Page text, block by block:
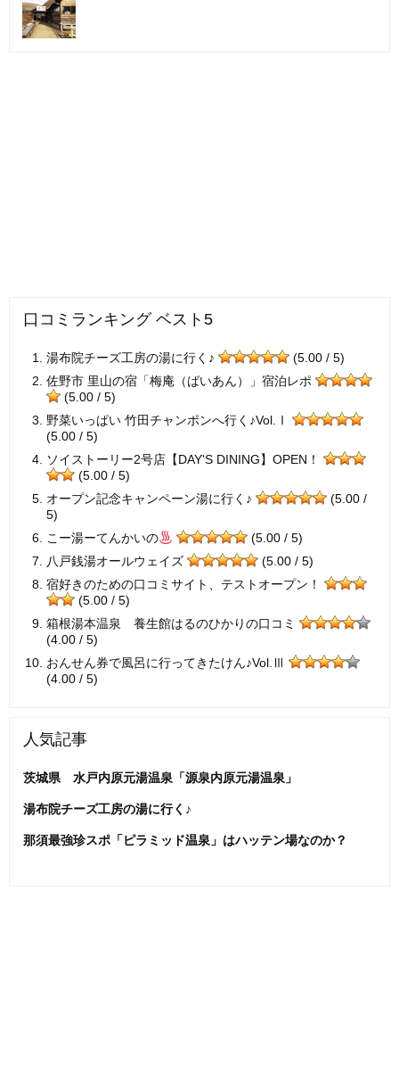
口コミランキング ベスト5
湯布院チーズ工房の湯に行く♪
(5.00 / 5)
佐野市 里山の宿「梅庵（ばいあん）」宿泊レポ
(5.00 / 5)
野菜いっぱい 竹田チャンポンへ行く♪Vol.Ⅰ
(5.00 / 5)
ソイストーリー2号店【DAY'S DINING】OPEN！
(5.00 / 5)
オープン記念キャンペーン湯に行く♪
(5.00 /
5)
こー湯ーてんかいの
(5.00 / 5)
八戸銭湯オールウェイズ
(5.00 / 5)
宿好きのための口コミサイト、テストオープン！
(5.00 / 5)
箱根湯本温泉 養生館はるのひかりの口コミ
(4.00 / 5)
おんせん券で風呂に行ってきたけん♪Vol.Ⅲ
(4.00 / 5)
人気記事
茨城県 水戸内原元湯温泉「源泉内原元湯温泉」
湯布院チーズ工房の湯に行く♪
那須最強珍スポ「ピラミッド温泉」はハッテン場なのか？